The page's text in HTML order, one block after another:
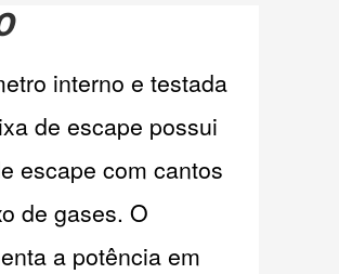
interno e testada
de escape possui
escape com cantos
de gases. O
a potência em